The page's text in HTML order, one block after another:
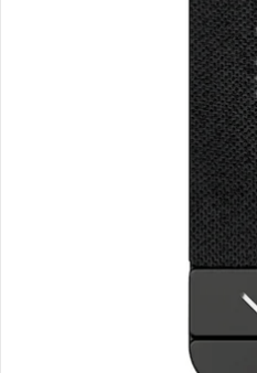
Gutscheine & Aktionen
Kontakt & Service
Filialen & Beratung